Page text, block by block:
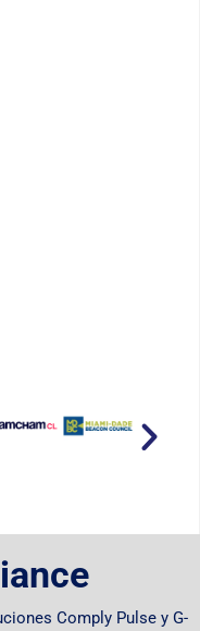
Comply Pulse y G-